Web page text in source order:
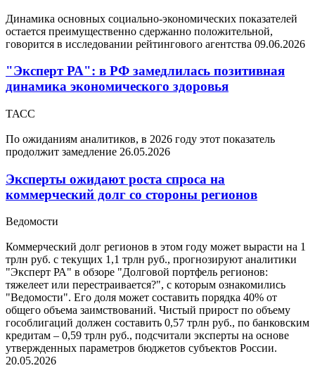
Динамика основных социально-экономических показателей
остается преимущественно сдержанно положительной,
говорится в исследовании рейтингового агентства 09.06.2026
"Эксперт РА": в РФ замедлилась позитивная
динамика экономического здоровья
ТАСС
По ожиданиям аналитиков, в 2026 году этот показатель
продолжит замедление 26.05.2026
Эксперты ожидают роста спроса на
коммерческий долг со стороны регионов
Ведомости
Коммерческий долг регионов в этом году может вырасти на 1
трлн руб. с текущих 1,1 трлн руб., прогнозируют аналитики
"Эксперт РА" в обзоре "Долговой портфель регионов:
тяжелеет или перестраивается?", с которым ознакомились
"Ведомости". Его доля может составить порядка 40% от
общего объема заимствований. Чистый прирост по объему
гособлигаций должен составить 0,57 трлн руб., по банковским
кредитам – 0,59 трлн руб., подсчитали эксперты на основе
утвержденных параметров бюджетов субъектов России.
20.05.2026